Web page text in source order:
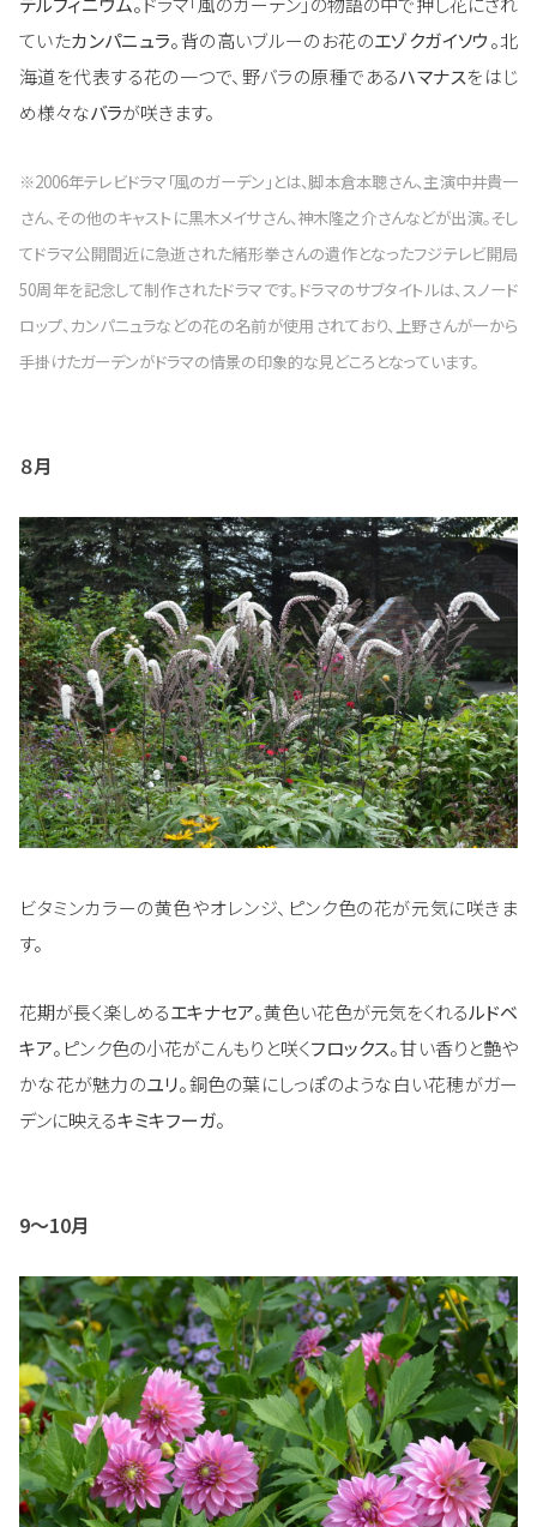
ていたカンパニュラ。背の高いブルーのお花のエゾクガイソウ。北
海道を代表する花の一つで、野バラの原種であるハマナスをはじ
め様々なバラが咲きます。
※2006年テレビドラマ「風のガーデン」とは、脚本倉本聰さん、主演中井貴一
さん、その他のキャストに黒木メイサさん、神木隆之介さんなどが出演。そし
てドラマ公開間近に急逝された緒形拳さんの遺作となったフジテレビ開局
50周年を記念して制作されたドラマです。ドラマのサブタイトルは、スノード
ロップ、カンパニュラなどの花の名前が使用されており、上野さんが一から
手掛けたガーデンがドラマの情景の印象的な見どころとなっています。
８月
ビタミンカラーの黄色やオレンジ、ピンク色の花が元気に咲きま
す。
花期が長く楽しめるエキナセア。黄色い花色が元気をくれるルドベ
キア。ピンク色の小花がこんもりと咲くフロックス。甘い香りと艶や
かな花が魅力のユリ。銅色の葉にしっぽのような白い花穂がガー
デンに映えるキミキフーガ。
9～10月